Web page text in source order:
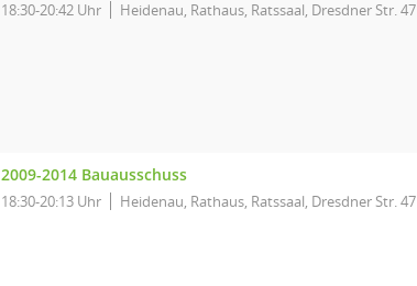
18:30-20:42 Uhr Heidenau, Rathaus, Ratssaal, Dresdner Str. 47
2009-2014 Bauausschuss
18:30-20:13 Uhr Heidenau, Rathaus, Ratssaal, Dresdner Str. 47